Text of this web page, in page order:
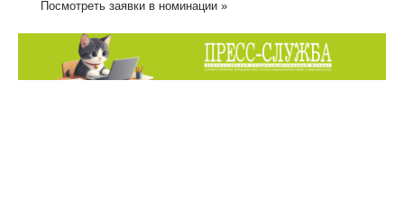
Посмотреть заявки в номинации »